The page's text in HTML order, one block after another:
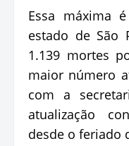
Essa máxima
estado de São
1.139 mortes
maior número
com a
atualização
desde o feriado